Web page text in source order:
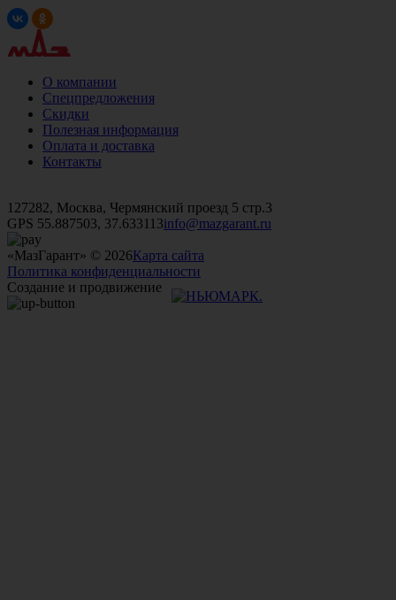
О компании
Спецпредложения
Скидки
Полезная информация
Оплата и доставка
Контакты
127282, Москва, Чермянский проезд 5 стр.3
GPS 55.887503, 37.633113info@mazgarant.ru
«МазГарант» © 2026Карта сайта
Политика конфиденциальности
Создание и продвижение